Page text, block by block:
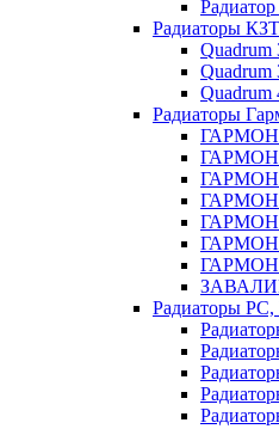
Радиаторы
Радиаторы
Радиаторы